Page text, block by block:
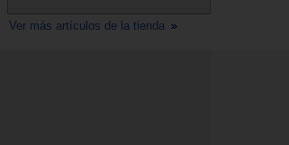
Ver más artículos de la tienda